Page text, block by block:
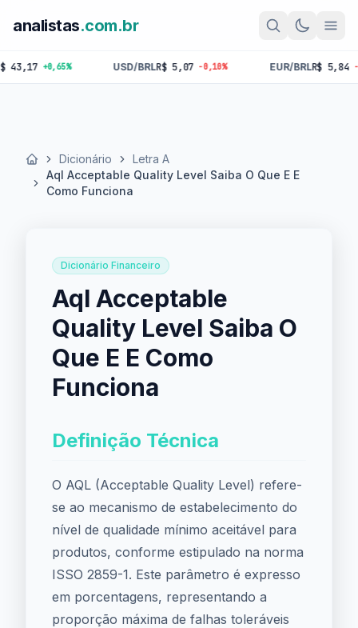
analistas.com.br
+0,65% USD/BRLR$ 5,07 -0,10% EUR/BRLR$ 5,84 -0,18%
Início Dicionário
Letra A
Aql Acceptable Quality Level Saiba O Que E E
Como Funciona
Dicionário Financeiro
Aql Acceptable
Quality Level Saiba O
Que E E Como
Funciona
Definição Técnica
O AQL (Acceptable Quality Level) refere-
se ao mecanismo de estabelecimento do
nível de qualidade mínimo aceitável para
produtos, conforme estipulado na norma
ISSO 2859-1. Este parâmetro é expresso
em porcentagens, representando a
proporção máxima de falhas toleráveis